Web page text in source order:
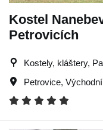
Kostel
Petrovicích
Kostely, kláštery,
Petrovice,